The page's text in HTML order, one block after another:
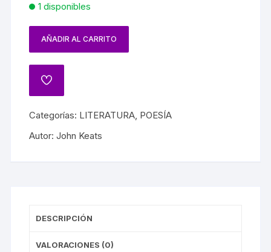
1 disponibles
AÑADIR AL CARRITO
Categorías: LITERATURA, POESÍA
Autor:John Keats
DESCRIPCIÓN
VALORACIONES (0)